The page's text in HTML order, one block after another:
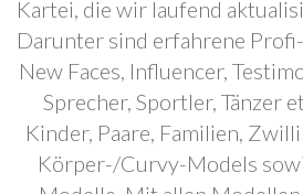
Kartei, die wir laufend
Darunter sind erfahrene
New Faces, Influencer,
Sprecher, Sportler, Tänzer
Kinder, Paare, Familien,
Körper-/Curvy-Models